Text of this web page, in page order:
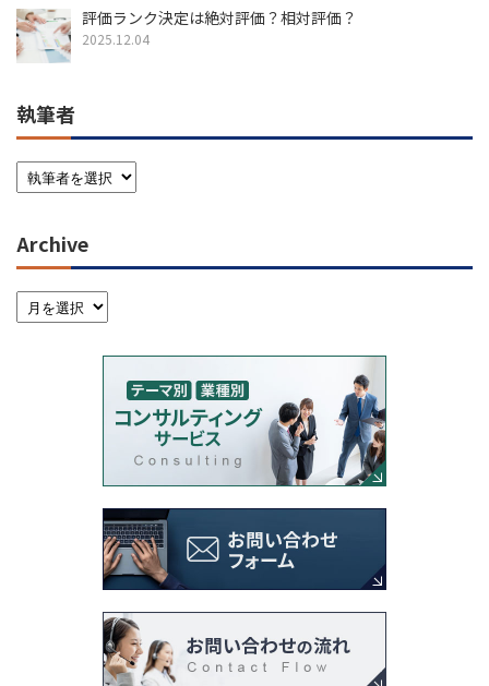
評価ランク決定は絶対評価？相対評価？
2025.12.04
執筆者
Archive